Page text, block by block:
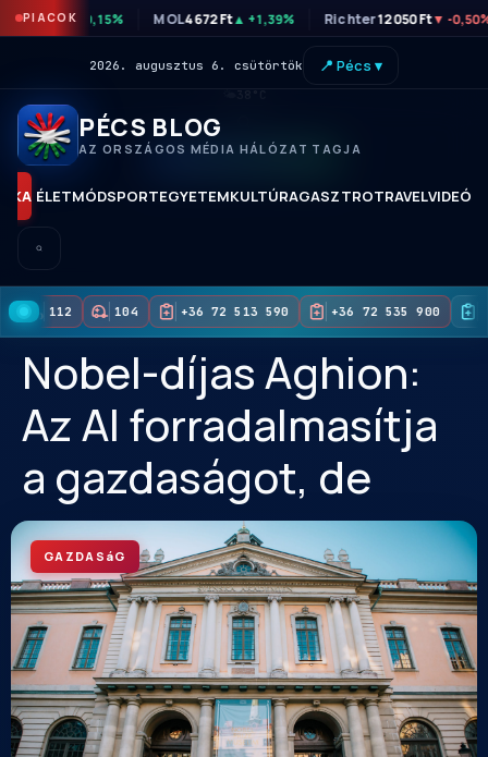
PIACOK
46 820 Ft▲ +0,15% MOL4 672 Ft▲ +1,39% Richter12 050 Ft▼ -
2026. augusztus 6. csütörtök 📍 Pécs ▾
KORAI HOZZÁFÉRÉS
PÉCS BLOG
AZ ORSZÁGOS MÉDIA HÁLÓZAT TAGJA
ÉLETMÓDSPORTEGYETEMKULTÚRAGASZTROTRAVELVIDEÓK
112 104 +36 72 513 590 +36 72 535 900
Nobel-díjas Aghion:
Az AI forradalmasítja
a gazdaságot, de
GAZDASáG